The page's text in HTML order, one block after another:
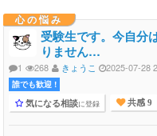
心の悩み
受験生です。今自分
りません…
1 268 きょうこ 2025-07-28
誰でも歓迎 !
気になる相談に登録 共感 9